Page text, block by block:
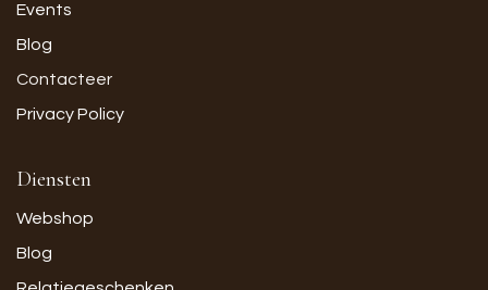
Events
Blog
Contacteer
Privacy Policy
Diensten
Webshop
Blog